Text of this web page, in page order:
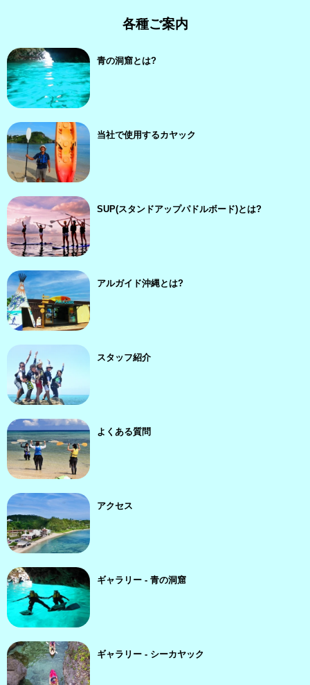
各種ご案内
青の洞窟とは?
当社で使用するカヤック
SUP(スタンドアップパドルボード)とは?
アルガイド沖縄とは?
スタッフ紹介
よくある質問
アクセス
ギャラリー - 青の洞窟
ギャラリー - シーカヤック